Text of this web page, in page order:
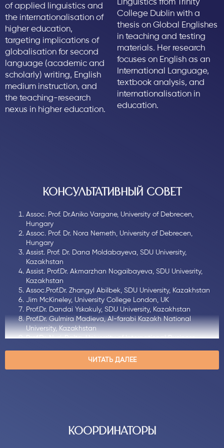
of applied linguistics and
the internationalisation of
higher education,
targeting implications of
globalisation for second
language (academic and
scholarly) writing, English
medium instruction, and
the teaching-research
nexus in higher education.
College Dublin with a
thesis on Global Englishes
in teaching and testing
materials. Her research
focuses on English as an
International Language,
textbook analysis, and
internationalisation in
education.
КОНСУЛЬТАТИВНЫЙ СОВЕТ
Assoc. Prof. Dr.Aniko Vargane, University of Debrecen,
Hungary
Assoc. Prof. Dr. Nora Nemeth, University of Debrecen,
Hungary
Assist. Prof. Dr. Dana Moldabayeva, SDU University,
Kazakhstan
Assist. Prof.Dr. Akmarzhan Nogaibayeva, SDU Univesrity,
Kazakhstan
Assoc.Prof.Dr. Zhangyl Abilbek, SDU University, Kazakhstan
Jim McKineley, University College London, UK
Prof.Dr. Dandai Yskakuly, SDU University, Kazakhstan
Prof.Dr. Gulmira Madieva, Al-farabi Kazakh National
University, Kazakhstan
Prof.Dr. Nuri Balta, University of International Business
Prof.Dr. Wu Xing Fing, Yili Normal University, China
Assoc.Prof.Dr. Birsel Karakoç, Uppsala University, Germany
ЧИТАТЬ ДАЛЕЕ
КООРДИНАТОРЫ